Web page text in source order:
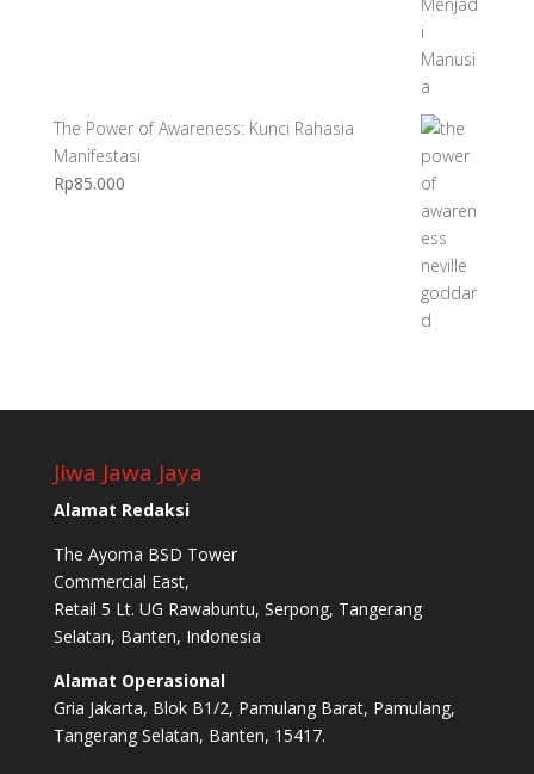
The Power of Awareness: Kunci Rahasia
Manifestasi
Rp85.000
Jiwa Jawa Jaya
Alamat Redaksi
The Ayoma BSD Tower
Commercial East,
Retail 5 Lt. UG Rawabuntu, Serpong, Tangerang
Selatan, Banten, Indonesia
Alamat Operasional
Gria Jakarta, Blok B1/2, Pamulang Barat, Pamulang,
Tangerang Selatan, Banten, 15417.